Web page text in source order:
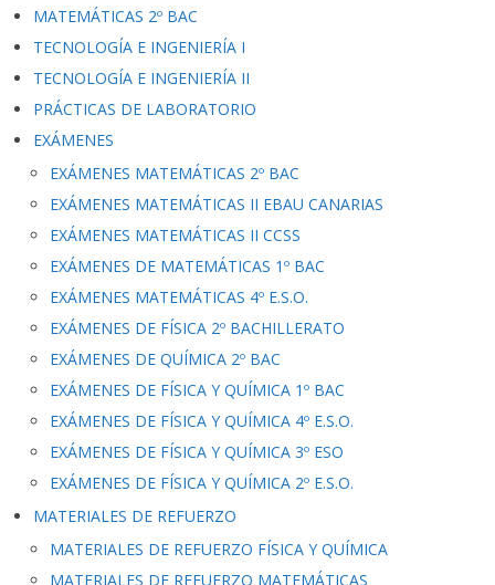
MATEMÁTICAS 2º BAC
TECNOLOGÍA E INGENIERÍA I
TECNOLOGÍA E INGENIERÍA II
PRÁCTICAS DE LABORATORIO
EXÁMENES
EXÁMENES MATEMÁTICAS 2º BAC
EXÁMENES MATEMÁTICAS II EBAU CANARIAS
EXÁMENES MATEMÁTICAS II CCSS
EXÁMENES DE MATEMÁTICAS 1º BAC
EXÁMENES MATEMÁTICAS 4º E.S.O.
EXÁMENES DE FÍSICA 2º BACHILLERATO
EXÁMENES DE QUÍMICA 2º BAC
EXÁMENES DE FÍSICA Y QUÍMICA 1º BAC
EXÁMENES DE FÍSICA Y QUÍMICA 4º E.S.O.
EXÁMENES DE FÍSICA Y QUÍMICA 3º ESO
EXÁMENES DE FÍSICA Y QUÍMICA 2º E.S.O.
MATERIALES DE REFUERZO
MATERIALES DE REFUERZO FÍSICA Y QUÍMICA
MATERIALES DE REFUERZO MATEMÁTICAS